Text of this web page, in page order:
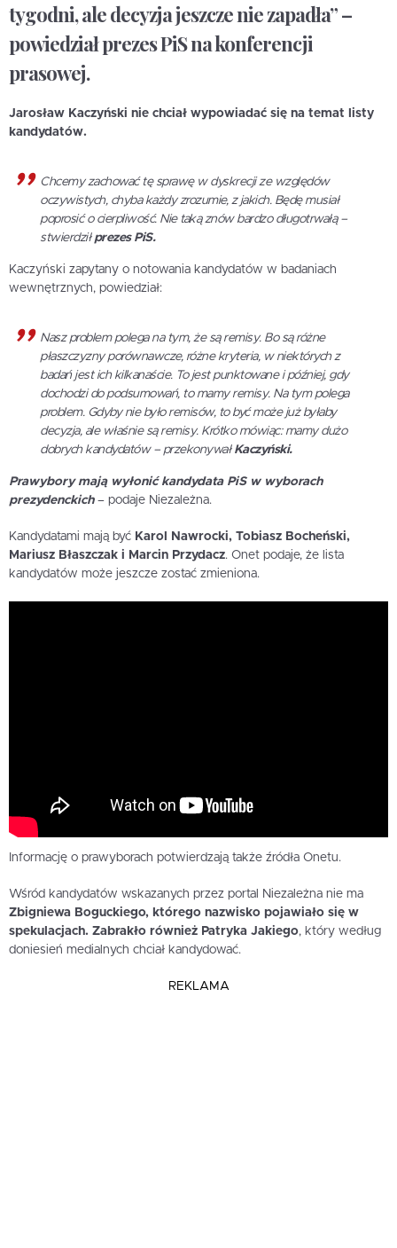
tygodni, ale decyzja jeszcze nie zapadła” –
powiedział prezes PiS na konferencji
prasowej.
Jarosław Kaczyński nie chciał wypowiadać się na temat listy
kandydatów.
Chcemy zachować tę sprawę w dyskrecji ze względów
oczywistych, chyba każdy zrozumie, z jakich. Będę musiał
poprosić o cierpliwość. Nie taką znów bardzo długotrwałą –
stwierdził prezes PiS.
Kaczyński zapytany o notowania kandydatów w badaniach
wewnętrznych, powiedział:
Nasz problem polega na tym, że są remisy. Bo są różne
płaszczyzny porównawcze, różne kryteria, w niektórych z
badań jest ich kilkanaście. To jest punktowane i później, gdy
dochodzi do podsumowań, to mamy remisy. Na tym polega
problem. Gdyby nie było remisów, to być może już byłaby
decyzja, ale właśnie są remisy. Krótko mówiąc: mamy dużo
dobrych kandydatów – przekonywał Kaczyński.
Prawybory mają wyłonić kandydata PiS w wyborach
prezydenckich– podaje Niezależna.
Kandydatami mają być Karol Nawrocki, Tobiasz Bocheński,
Mariusz Błaszczak i Marcin Przydacz. Onet podaje, że lista
kandydatów może jeszcze zostać zmieniona.
Informację o prawyborach potwierdzają także źródła Onetu.
Wśród kandydatów wskazanych przez portal Niezależna nie ma
Zbigniewa Boguckiego, którego nazwisko pojawiało się w
spekulacjach. Zabrakło również Patryka Jakiego, który według
doniesień medialnych chciał kandydować.
REKLAMA